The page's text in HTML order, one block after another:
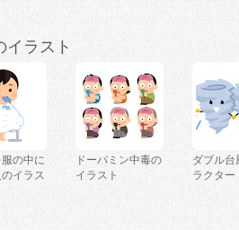
イラスト
の中に
イラス
ドーパミン中毒の
イラスト
ダブル台
ラクター